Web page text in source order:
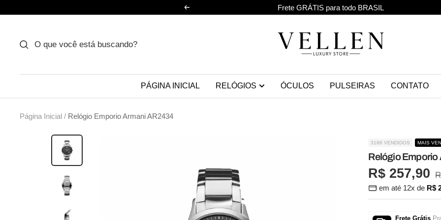
conteúdo
Anterior Cupom especial PRIMEIRACOMPRA
Use
Vellen
PÁGINA INICIAL RELÓGIOS ÓCULOS PULSEIRAS CONTATO
Página Inicial Relógio Emporio Armani AR2434
3186 VENDIDOS MAIS
Relógio Emporio
Preço
R$ 257,90
em até 12x de R$
Frete Grátis